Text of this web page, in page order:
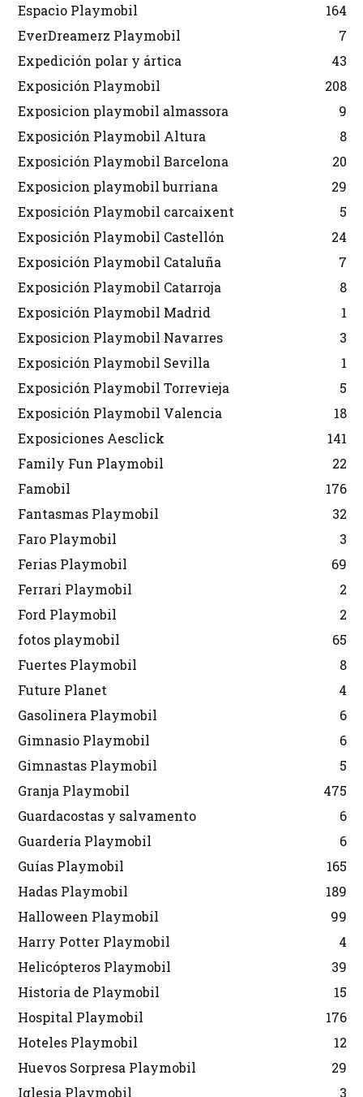
Espacio Playmobil
164
EverDreamerz Playmobil
7
Expedición polar y ártica
43
Exposición Playmobil
208
Exposicion playmobil almassora
9
Exposición Playmobil Altura
8
Exposición Playmobil Barcelona
20
Exposicion playmobil burriana
29
Exposición Playmobil carcaixent
5
Exposición Playmobil Castellón
24
Exposición Playmobil Cataluña
7
Exposición Playmobil Catarroja
8
Exposición Playmobil Madrid
1
Exposicion Playmobil Navarres
3
Exposición Playmobil Sevilla
1
Exposición Playmobil Torrevieja
5
Exposición Playmobil Valencia
18
Exposiciones Aesclick
141
Family Fun Playmobil
22
Famobil
176
Fantasmas Playmobil
32
Faro Playmobil
3
Ferias Playmobil
69
Ferrari Playmobil
2
Ford Playmobil
2
fotos playmobil
65
Fuertes Playmobil
8
Future Planet
4
Gasolinera Playmobil
6
Gimnasio Playmobil
6
Gimnastas Playmobil
5
Granja Playmobil
475
Guardacostas y salvamento
6
Guardería Playmobil
6
Guías Playmobil
165
Hadas Playmobil
189
Halloween Playmobil
99
Harry Potter Playmobil
4
Helicópteros Playmobil
39
Historia de Playmobil
15
Hospital Playmobil
176
Hoteles Playmobil
12
Huevos Sorpresa Playmobil
29
Iglesia Playmobil
3